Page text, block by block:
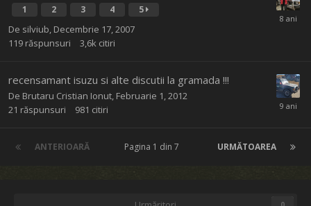
1 2 3 4 5
De silviub Decembrie 17, 2007
119 răspunsuri 3,6k citiri
recensamant isuzu si alte discutii la gramada !!!
De Brutaru Cristian Ionut Februarie 1, 2012
21 răspunsuri 981 citiri
ANTERIOARĂ URMĂTOAREA
Pagina 1 din 7